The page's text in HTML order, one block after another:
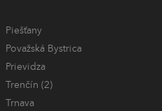
Piešťany
Považská Bystrica
Prievidza
Trenčín (2)
Trnava